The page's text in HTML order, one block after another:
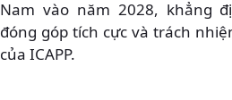
Nam vào năm 2028, khẳng
đóng góp tích cực và trách
của ICAPP.